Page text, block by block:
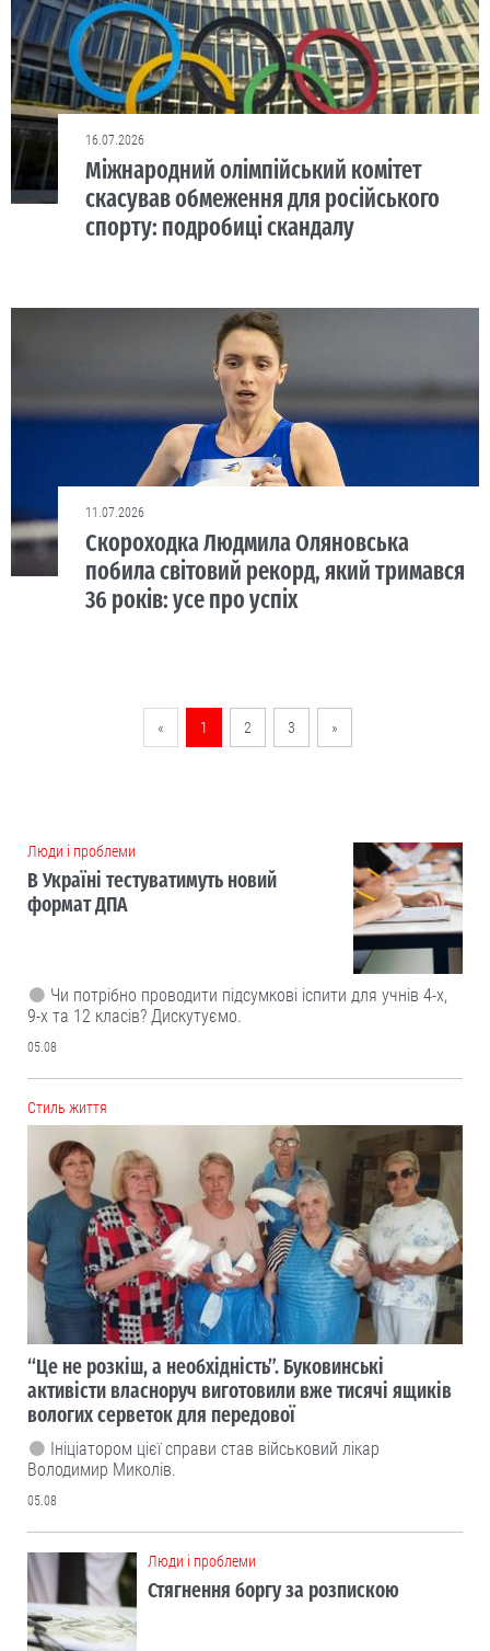
16.07.2026
Міжнародний олімпійський комітет
скасував обмеження для російського
спорту: подробиці скандалу
11.07.2026
Скороходка Людмила Оляновська
побила світовий рекорд, який тримався
36 років: усе про успіх
« 1 2 3 »
Люди і проблеми
В Україні тестуватимуть новий
формат ДПА
Чи потрібно проводити підсумкові іспити для учнів 4-х,
9-х та 12 класів? Дискутуємо.
05.08
Cтиль життя
“Це не розкіш, а необхідність”. Буковинські
активісти власноруч виготовили вже тисячі ящиків
вологих серветок для передової
Ініціатором цієї справи став військовий лікар
Володимир Миколів.
05.08
Люди і проблеми
Стягнення боргу за розпискою